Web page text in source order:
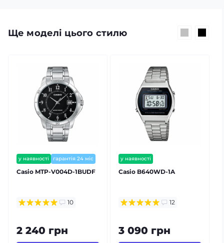
Ще моделі цього стилю
у наявності гарантія 24 міс
Casio MTP-V004D-1BUDF
10
2 240 грн
у наявності
безкоштовна доставка
Casio B640WD-1A
12
3 090 грн